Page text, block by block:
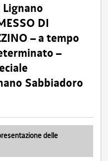
DI
– a tempo
–
Sabbiadoro
delle